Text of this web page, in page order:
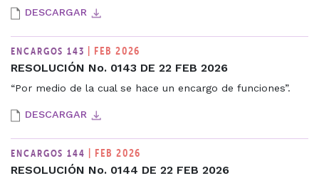
DESCARGAR
ENCARGOS 143 | FEB 2026
RESOLUCIÓN No. 0143 DE 22 FEB 2026
“Por medio de la cual se hace un encargo de funciones”.
DESCARGAR
ENCARGOS 144 | FEB 2026
RESOLUCIÓN No. 0144 DE 22 FEB 2026